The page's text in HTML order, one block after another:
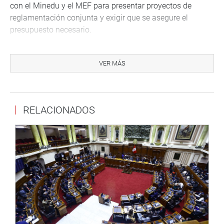
con el Minedu y el MEF para presentar proyectos de
reglamentación conjunta y exigir que se asegure el
presupuesto necesario.
Gutiérerrez, coincidieron en señalar que la ley aprobada
tiene como objetivo fortalecer la protección y seguridad
pensión que les permita cubrir sus necesidades básicas y
La parlamentaria Ruth Luque también saludó la
aprobación de la ley en mención señalando que es un
reclamo histórico del magisterio, cuyos pensionistas han
percibido durante años ingresos considerados
insuficientes frente al aumento del costo de vida,
solicitando al mismo tiempo su reglamentación por parte
del Gobierno para su inmediata aplicación y mejorar la
VER MÁS
RELACIONADOS